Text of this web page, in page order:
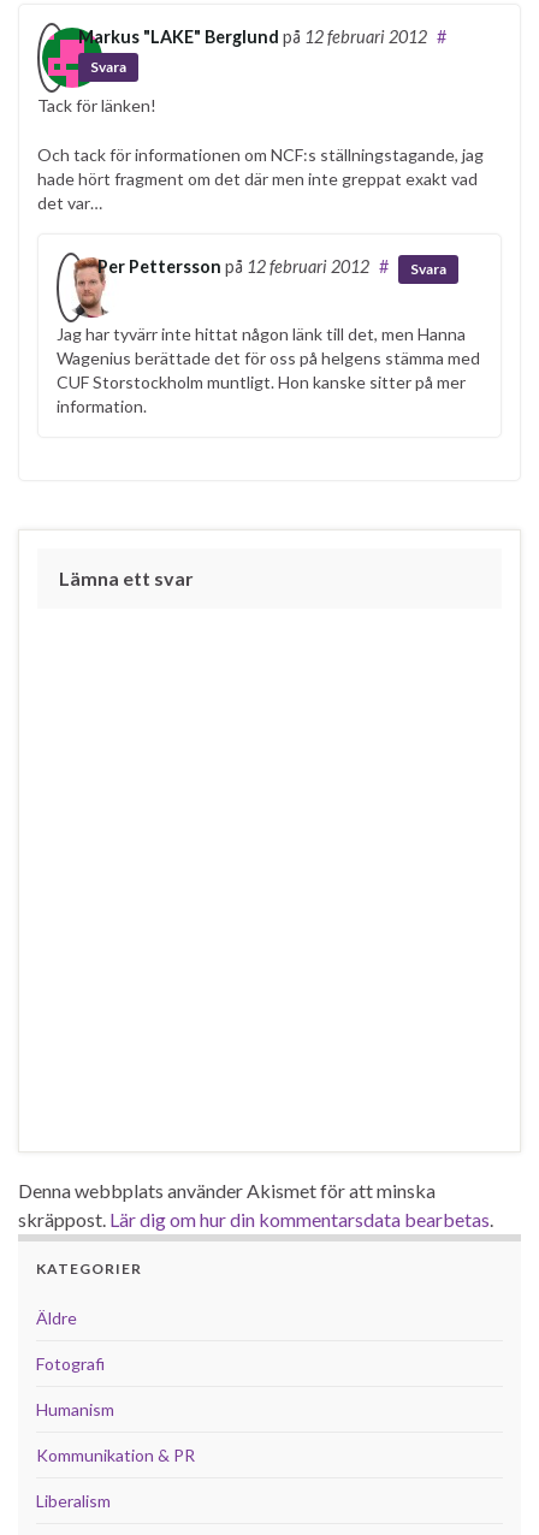
Markus "LAKE" Berglund på 12 februari 2012 #
Svara
Tack för länken!
Och tack för informationen om NCF:s ställningstagande, jag
hade hört fragment om det där men inte greppat exakt vad
det var…
Per Pettersson på 12 februari 2012 # Svara
Jag har tyvärr inte hittat någon länk till det, men Hanna
Wagenius berättade det för oss på helgens stämma med
CUF Storstockholm muntligt. Hon kanske sitter på mer
information.
Lämna ett svar
Denna webbplats använder Akismet för att minska
skräppost. Lär dig om hur din kommentarsdata bearbetas.
KATEGORIER
Äldre
Fotografi
Humanism
Kommunikation & PR
Liberalism